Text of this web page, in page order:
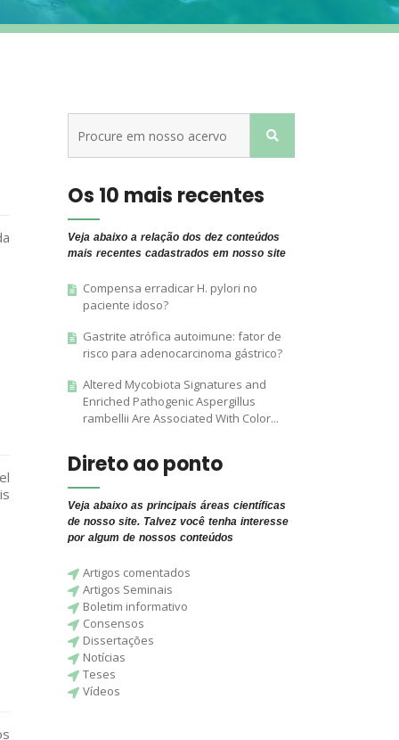
Os 10 mais recentes
Veja abaixo a relação dos dez conteúdos
mais recentes cadastrados em nosso site
Compensa erradicar H. pylori no
paciente idoso?
Gastrite atrófica autoimune: fator de
risco para adenocarcinoma gástrico?
Altered Mycobiota Signatures and
Enriched Pathogenic Aspergillus
rambellii Are Associated With Color...
Direto ao ponto
Veja abaixo as principais áreas científicas
de nosso site. Talvez você tenha interesse
por algum de nossos conteúdos
Artigos comentados
Artigos Seminais
Boletim informativo
Consensos
Dissertações
Notícias
Teses
Vídeos